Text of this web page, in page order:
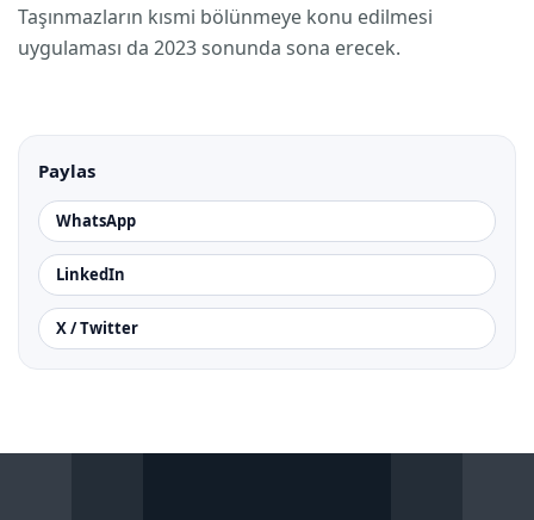
Taşınmazların kısmi bölünmeye konu edilmesi
uygulaması da 2023 sonunda sona erecek.
Paylas
WhatsApp
LinkedIn
X / Twitter